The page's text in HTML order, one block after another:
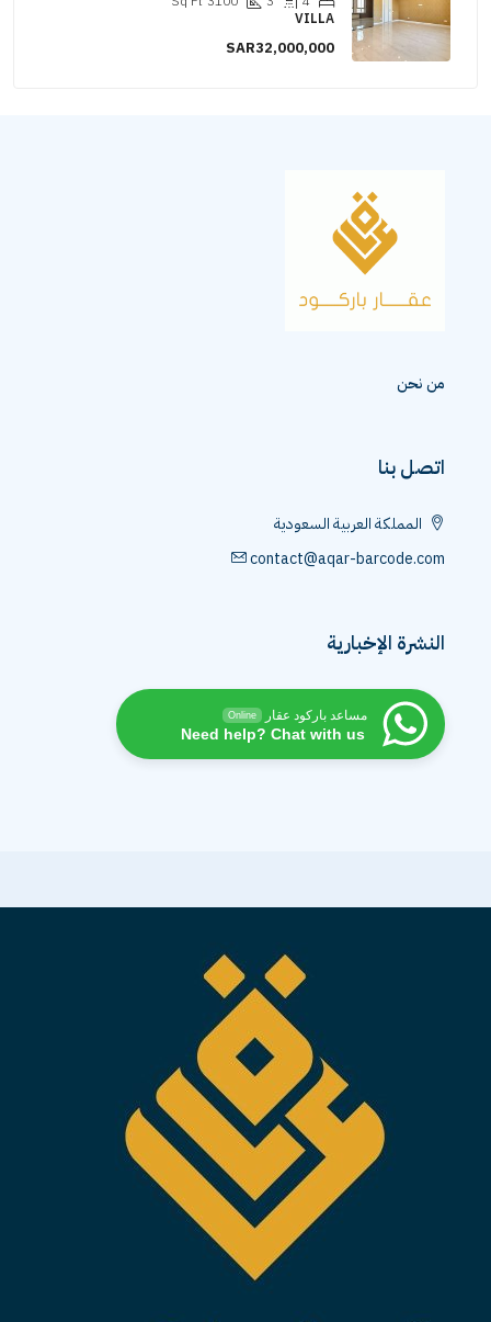
VILLA
SAR32,000,000
من نحن
اتصل بنا
المملكة العربية السعودية
contact@aqar-barcode.com
النشرة الإخبارية
مساعد باركود عقار Online
Need help? Chat with us